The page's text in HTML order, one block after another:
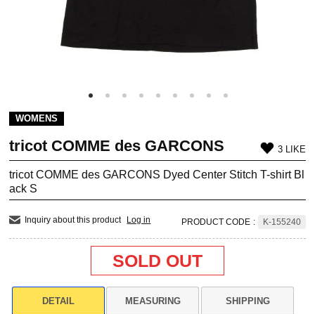
WOMENS
tricot COMME des GARCONS 3 LIKE
tricot COMME des GARCONS Dyed Center Stitch T-shirt Bl
ack S
Inquiry about this product Log in PRODUCT CODE : K-155240
SOLD OUT
DETAIL MEASURING SHIPPING